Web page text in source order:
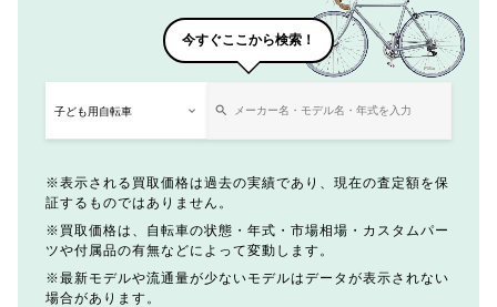
今すぐここから検索！
表示される買取価格は過去の実績であり、現在の査定額を保
証するものではありません。
買取価格は、自転車の状態・年式・市場相場・カスタムパー
ツや付属品の有無などによって変動します。
最新モデルや流通量が少ないモデルはデータが表示されない
場合があります。